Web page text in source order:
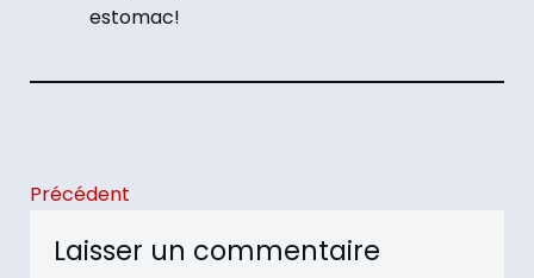
estomac!
Précédent
Laisser un commentaire